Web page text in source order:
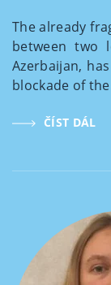
The already
between two
Azerbaijan,
blockade of
ČÍST DÁL